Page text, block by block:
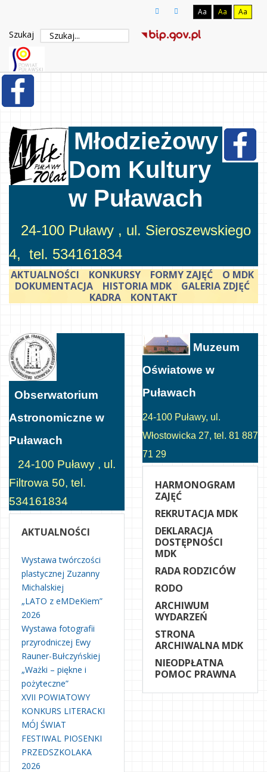
Aa Aa Aa
Szukaj
Młodzieżowy
Dom Kultury
w Puławach
24-100 Puławy , ul. Sieroszewskiego
4, tel. 534161834
AKTUALNOŚCI KONKURSY FORMY ZAJĘĆ
O MDK
DOKUMENTACJA
HISTORIA MDK
GALERIA ZDJĘĆ
KADRA
KONTAKT
Obserwatorium
Astronomiczne w
Puławach
24-100 Puławy , ul.
Filtrowa 50, tel.
534161834
AKTUALNOŚCI
Wystawa twórczości
plastycznej Zuzanny
Michalskiej
„LATO z eMDeKiem”
2026
Wystawa fotografii
przyrodniczej Ewy
Rauner-Bułczyńskiej
„Ważki – piękne i
pożyteczne”
XVII POWIATOWY
KONKURS LITERACKI
MÓJ ŚWIAT
FESTIWAL PIOSENKI
PRZEDSZKOLAKA
2026
Muzeum
Oświatowe w
Puławach
24-100 Puławy, ul.
Włostowicka 27, tel. 81 887
71 29
HARMONOGRAM
ZAJĘĆ
REKRUTACJA MDK
DEKLARACJA
DOSTĘPNOŚCI
MDK
RADA RODZICÓW
RODO
ARCHIWUM
WYDARZEŃ
STRONA
ARCHIWALNA MDK
NIEODPŁATNA
POMOC PRAWNA